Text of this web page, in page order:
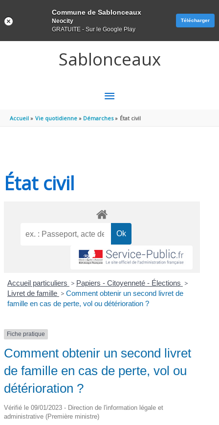
Sablonceaux
MENU
PRINCIPAL
Accueil Vie quotidienne Démarches État civil
État civil
Accueil particuliers > Papiers - Citoyenneté - Élections >
Livret de famille > Comment obtenir un second livret de
famille en cas de perte, vol ou détérioration ?
Fiche pratique
Comment obtenir un second livret
de famille en cas de perte, vol ou
détérioration ?
Vérifié le 09/01/2023 - Direction de l'information légale et
administrative (Première ministre)
Commune de Sablonceaux
Neocity
GRATUITE - Sur le Google Play
Télécharger